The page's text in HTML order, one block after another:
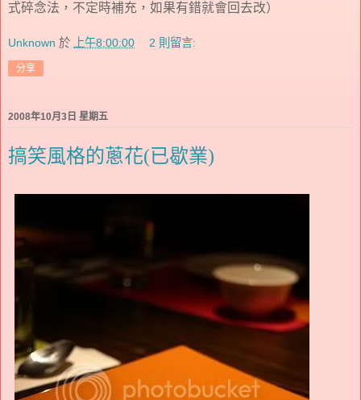
式碎念法，不定時補充，如果有錯就會回去改）
Unknown 於 上午8:00:00 2 則留言:
分享
2008年10月3日 星期五
搞笑風格的蔥花(已歇業)